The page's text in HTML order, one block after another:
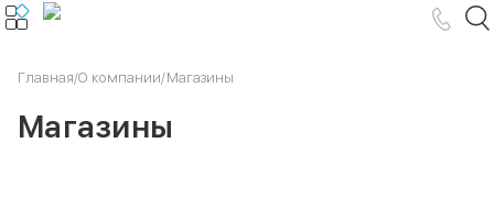
Главная/О компании/Магазины
Магазины